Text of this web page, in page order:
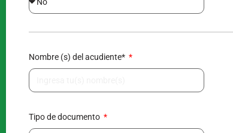
Nombre (s) del acudiente*
Tipo de documento